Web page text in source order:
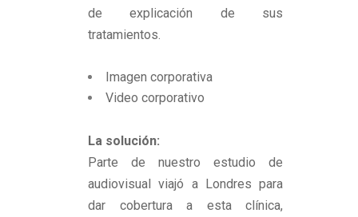
de explicación de sus
tratamientos.
Imagen corporativa
Video corporativo
La solución:
Parte de nuestro estudio de
audiovisual viajó a Londres para
dar cobertura a esta clínica,